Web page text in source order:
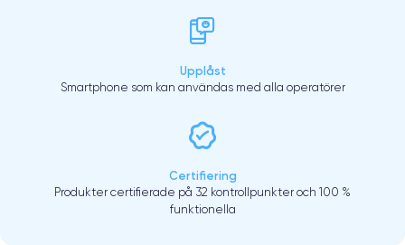
Upplåst
Smartphone som kan användas med alla operatörer
Certifiering
Produkter certifierade på 32 kontrollpunkter och 100 %
funktionella